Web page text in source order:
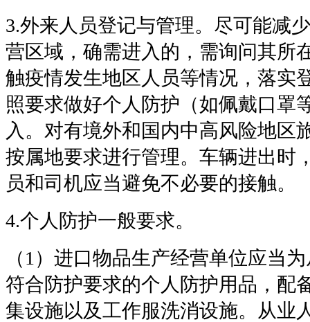
3.外来人员登记与管理。尽可能减
营区域，确需进入的，需询问其所
触疫情发生地区人员等情况，落实
照要求做好个人防护（如佩戴口罩
入。对有境外和国内中高风险地区
按属地要求进行管理。车辆进出时
员和司机应当避免不必要的接触。
4.个人防护一般要求。
（1 ）进口物品生产经营单位应当
符合防护要求的个人防护用品，配
集设施以及工作服洗消设施。从业